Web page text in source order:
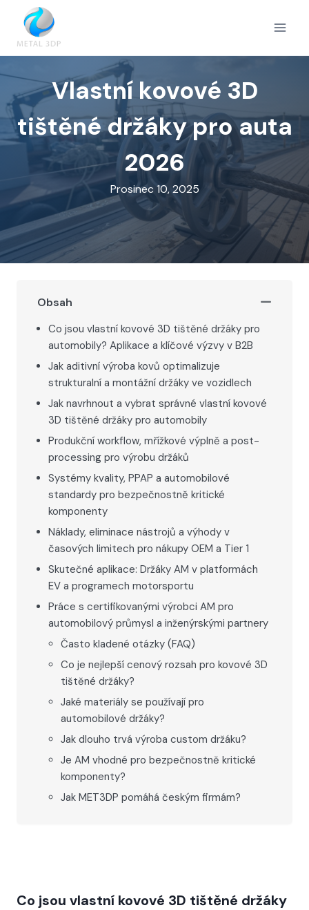
Přeskočit
obsah
Vlastní kovové 3D
tištěné držáky pro auta
2026
Prosinec 10, 2025
Obsah
Co jsou vlastní kovové 3D tištěné držáky pro
automobily? Aplikace a klíčové výzvy v B2B
Jak aditivní výroba kovů optimalizuje
strukturalní a montážní držáky ve vozidlech
Jak navrhnout a vybrat správné vlastní kovové
3D tištěné držáky pro automobily
Produkční workflow, mřížkové výplně a post-
processing pro výrobu držáků
Systémy kvality, PPAP a automobilové
standardy pro bezpečnostně kritické
komponenty
Náklady, eliminace nástrojů a výhody v
časových limitech pro nákupy OEM a Tier 1
Skutečné aplikace: Držáky AM v platformách
EV a programech motorsportu
Práce s certifikovanými výrobci AM pro
automobilový průmysl a inženýrskými partnery
Často kladené otázky (FAQ)
Co je nejlepší cenový rozsah pro kovové 3D
tištěné držáky?
Jaké materiály se používají pro
automobilové držáky?
Jak dlouho trvá výroba custom držáku?
Je AM vhodné pro bezpečnostně kritické
komponenty?
Jak MET3DP pomáhá českým firmám?
Co jsou vlastní kovové 3D tištěné držáky